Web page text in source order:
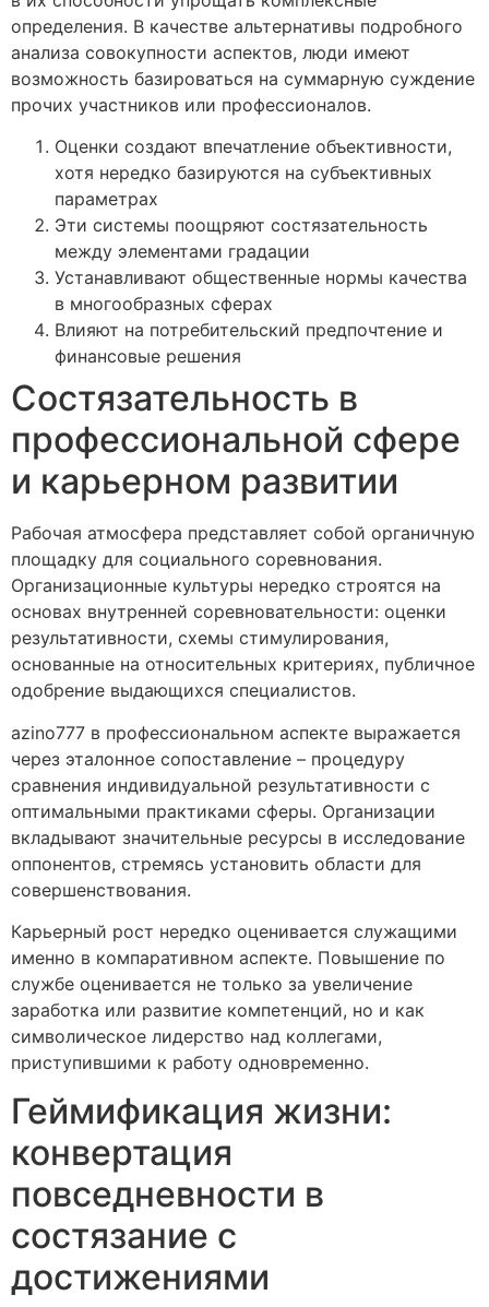
определения. В качестве альтернативы подробного
анализа совокупности аспектов, люди имеют
возможность базироваться на суммарную суждение
прочих участников или профессионалов.
Оценки создают впечатление объективности,
хотя нередко базируются на субъективных
параметрах
Эти системы поощряют состязательность
между элементами градации
Устанавливают общественные нормы качества
в многообразных сферах
Влияют на потребительский предпочтение и
финансовые решения
Состязательность в
профессиональной сфере
и карьерном развитии
Рабочая атмосфера представляет собой органичную
площадку для социального соревнования.
Организационные культуры нередко строятся на
основах внутренней соревновательности: оценки
результативности, схемы стимулирования,
основанные на относительных критериях, публичное
одобрение выдающихся специалистов.
azino777 в профессиональном аспекте выражается
через эталонное сопоставление – процедуру
сравнения индивидуальной результативности с
оптимальными практиками сферы. Организации
вкладывают значительные ресурсы в исследование
оппонентов, стремясь установить области для
совершенствования.
Карьерный рост нередко оценивается служащими
именно в компаративном аспекте. Повышение по
службе оценивается не только за увеличение
заработка или развитие компетенций, но и как
символическое лидерство над коллегами,
приступившими к работу одновременно.
Геймификация жизни:
конвертация
повседневности в
состязание с
достижениями